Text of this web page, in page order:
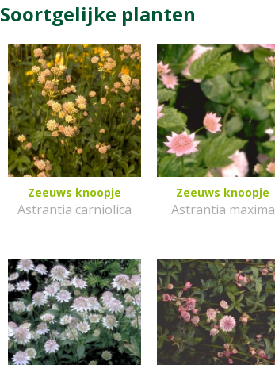
Soortgelijke planten
Zeeuws knoopje
Astrantia carniolica
Zeeuws knoopje
Astrantia maxima